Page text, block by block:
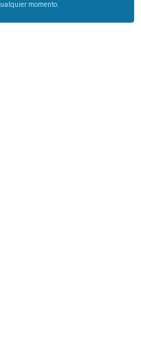
momento.